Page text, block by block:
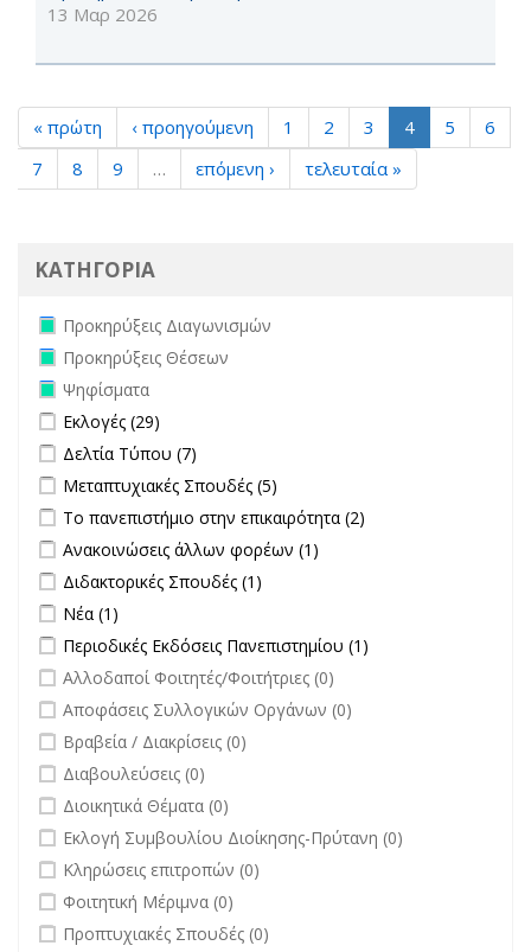
13 Μαρ 2026
« πρώτη ‹ προηγούμενη 1 2 3 4 5
6
7
8 9 … επόμενη › τελευταία »
ΚΑΤΗΓΟΡΙΑ
Remove Προκηρύξεις Διαγωνισμών filter
Προκηρύξεις Διαγωνισμών
Remove Προκηρύξεις Θέσεων filter
Προκηρύξεις Θέσεων
Remove Ψηφίσματα filter
Ψηφίσματα
Apply Εκλογές filter
Εκλογές (29)
Apply Δελτία Τύπου filter
Δελτία Τύπου (7)
Apply Μεταπτυχιακές Σπουδές filter
Μεταπτυχιακές Σπουδές (5)
Apply Το πανεπιστήμιο στην επικαιρότητα filter
Το πανεπιστήμιο στην επικαιρότητα (2)
Apply Ανακοινώσεις άλλων φορέων filter
Ανακοινώσεις άλλων φορέων (1)
Apply Διδακτορικές Σπουδές filter
Διδακτορικές Σπουδές (1)
Apply Νέα filter
Νέα (1)
Apply Περιοδικές Εκδόσεις Πανεπιστημίου filter
Περιοδικές Εκδόσεις Πανεπιστημίου (1)
undefined
Αλλοδαποί Φοιτητές/Φοιτήτριες (0)
undefined
Αποφάσεις Συλλογικών Οργάνων (0)
undefined
Βραβεία / Διακρίσεις (0)
undefined
Διαβουλεύσεις (0)
undefined
Διοικητικά Θέματα (0)
undefined
Εκλογή Συμβουλίου Διοίκησης-Πρύτανη (0)
undefined
Κληρώσεις επιτροπών (0)
undefined
Φοιτητική Μέριμνα (0)
undefined
Προπτυχιακές Σπουδές (0)